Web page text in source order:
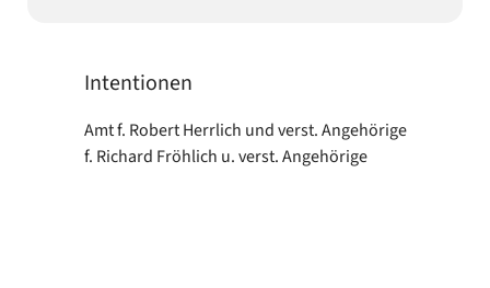
Intentionen
Amt f. Robert Herrlich und verst. Angehörige
f. Richard Fröhlich u. verst. Angehörige